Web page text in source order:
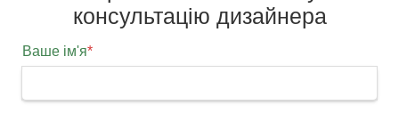
консультацію дизайнера
Ваше ім'я*